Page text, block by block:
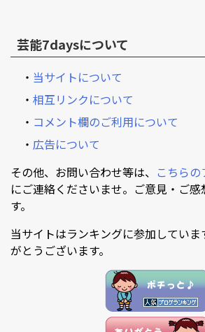
芸能7daysについて
・ 当サイトについて
・ 相互リンクについて
・ コメント欄のご利用について
・ 広告について
その他、お問い合わせ等は、 こちら
にご連絡くださいませ。ご意見・ご
す。
当サイトはランキングに参加していま
がとうございます。